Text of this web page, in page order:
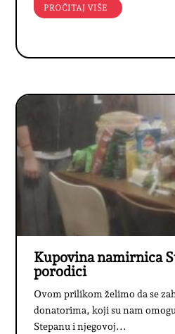
PROČITAJ VIŠE
Kupovina namirnica
porodici
Ovom prilikom želimo da se
donatorima, koji su nam
Stepanu i njegovoj...